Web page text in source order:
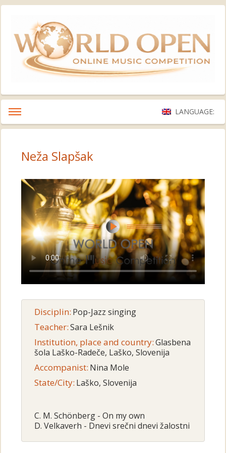
LANGUAGE:
Neža Slapšak
Disciplin: Pop-Jazz singing
Teacher:Sara Lešnik
Institution, place and country:Glasbena
šola Laško-Radeče, Laško, Slovenija
Accompanist: Nina Mole
State/City: Laško, Slovenija
C. M. Schönberg - On my own
D. Velkaverh - Dnevi srečni dnevi žalostni